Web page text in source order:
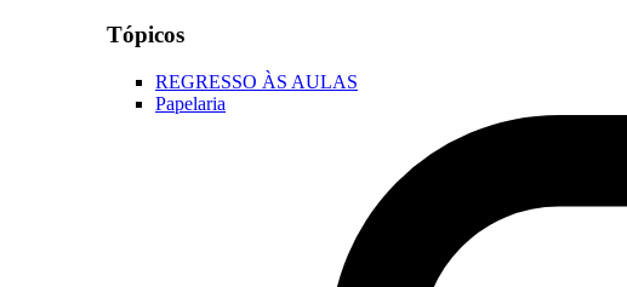
Tópicos
REGRESSO ÀS AULAS
Papelaria